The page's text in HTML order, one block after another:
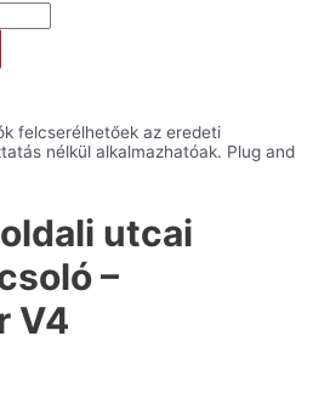
felcserélhetőek az eredeti
nélkül alkalmazhatóak. Plug and
utcai
–
V4